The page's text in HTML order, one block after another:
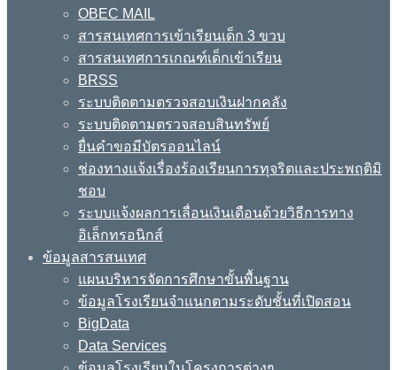
OBEC MAIL
สารสนเทศการเข้าเรียนเด็ก 3 ขวบ
สารสนเทศการเกณฑ์เด็กเข้าเรียน
BRSS
ระบบติดตามตรวจสอบเงินฝากคลัง
ระบบติดตามตรวจสอบสินทรัพย์
ยื่นคำขอมีบัตรออนไลน์
ช่องทางแจ้งเรื่องร้องเรียนการทุจริตและประพฤติมิ
ชอบ
ระบบแจ้งผลการเลื่อนเงินเดือนด้วยวิธีการทาง
อิเล็กทรอนิกส์
ข้อมูลสารสนเทศ
แผนบริหารจัดการศึกษาขั้นพื้นฐาน
ข้อมูลโรงเรียนจำแนกตามระดับชั้นที่เปิดสอน
BigData
Data Services